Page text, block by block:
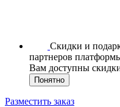
Скидки и
партнеров
Вам доступны
Понятно
Разместить заказ